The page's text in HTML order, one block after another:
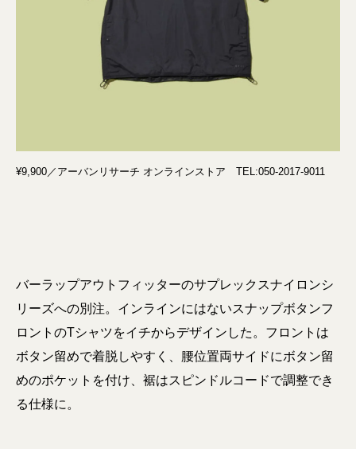
¥9,900／アーバンリサーチ オンラインストア TEL:050-2017-9011
バーラップアウトフィッターのサプレックスナイロンシ
リーズへの別注。インラインにはないスナップボタンフ
ロントのTシャツをイチからデザインした。フロントは
ボタン留めで着脱しやすく、腰位置両サイドにボタン留
めのポケットを付け、裾はスピンドルコードで調整でき
る仕様に。